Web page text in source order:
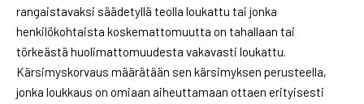
rangaistavaksi säädetyllä teolla loukattu tai jonka
henkilökohtaista koskemattomuutta on tahallaan tai
törkeästä huolimattomuudesta vakavasti loukattu.
Kärsimyskorvaus määrätään sen kärsimyksen perusteella,
jonka loukkaus on omiaan aiheuttamaan ottaen erityisesti